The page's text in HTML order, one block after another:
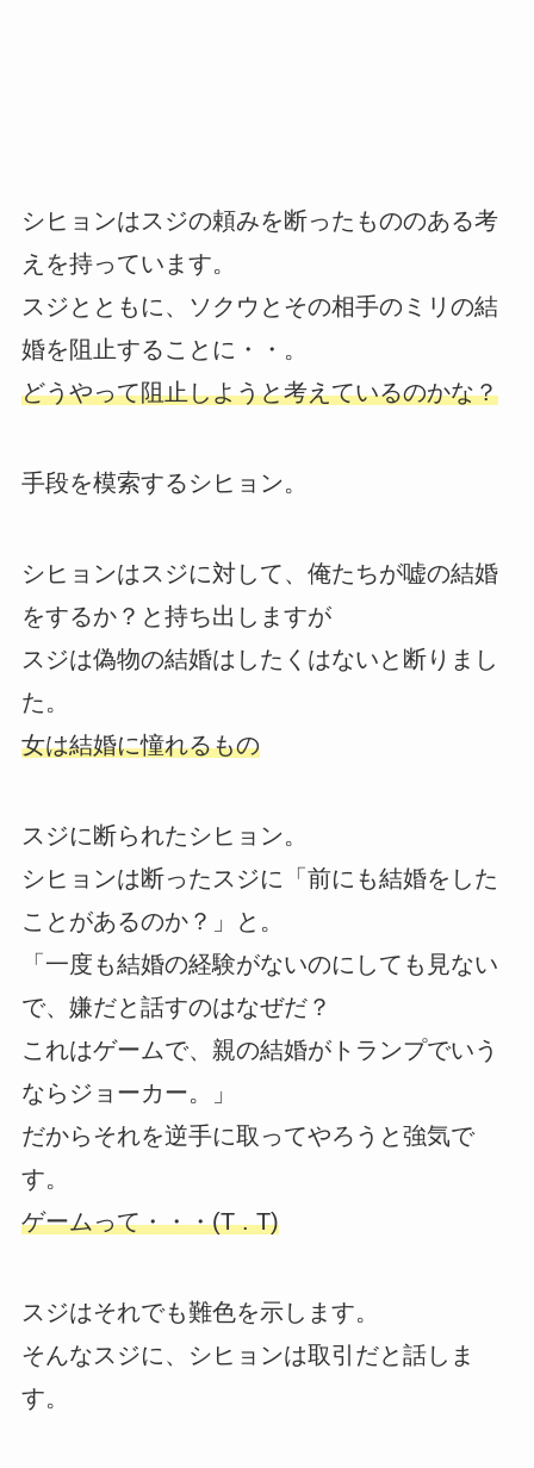
シヒョンはスジの頼みを断ったもののある考
えを持っています。
スジとともに、ソクウとその相手のミリの結
婚を阻止することに・・。
どうやって阻止しようと考えているのかな？
手段を模索するシヒョン。
シヒョンはスジに対して、俺たちが嘘の結婚
をするか？と持ち出しますが
スジは偽物の結婚はしたくはないと断りまし
た。
女は結婚に憧れるもの
スジに断られたシヒョン。
シヒョンは断ったスジに「前にも結婚をした
ことがあるのか？」と。
「一度も結婚の経験がないのにしても見ない
で、嫌だと話すのはなぜだ？
これはゲームで、親の結婚がトランプでいう
ならジョーカー。」
だからそれを逆手に取ってやろうと強気で
す。
ゲームって・・・(T . T)
スジはそれでも難色を示します。
そんなスジに、シヒョンは取引だと話しま
す。